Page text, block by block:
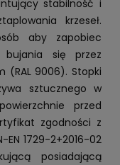
stabilność i
krzeseł.
aby zapobiec
bujania się przez
(RAL 9006). Stopki
sztucznego w
przed
zgodności z
EN 1729-2+2016-02
posiadającą